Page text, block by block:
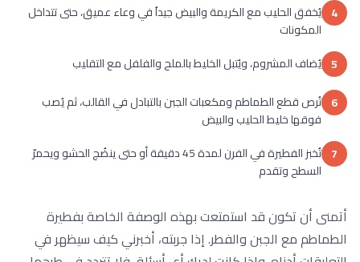
4 يُخفق الحليب مع الكريمة والبيض جيداُ في وعاء عميق، حتى تتداخل
المكونات
5 يُضاف المشروم، ويُتبل الخليط بالملح والفلفل مع التقليب
6 تُرص قطع الطماطم ومكعبات الجبن بالتبادل في القالب، ثم يُصب
فوقها خليط الحليب والبيض
7
تُخبز الفطيرة في الفرن لمدة 45 دقيقة أو حتى ينضُج الحشو ويحمرّ
السطح وتقدم
أتمنى أن تكون قد استمتعت بهذه الوصفة الخاصة بفطيرة
الطماطم مع الجبن والفطر. إذا جربته، أخبرني كيف سيظهر في